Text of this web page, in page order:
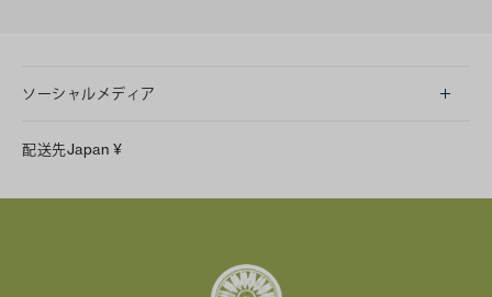
ソーシャルメディア
Facebook
配送先Japan ¥